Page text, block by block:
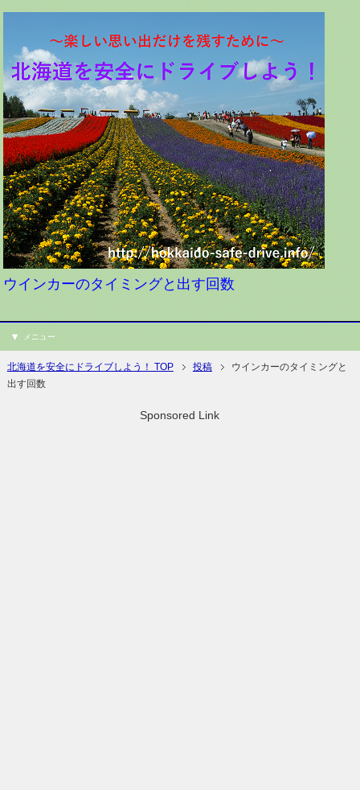
ウインカーのタイミングと出す回数
メニュー
北海道を安全にドライブしよう！ TOP 投稿
ウインカーのタイミングと
出す回数
Sponsored Link